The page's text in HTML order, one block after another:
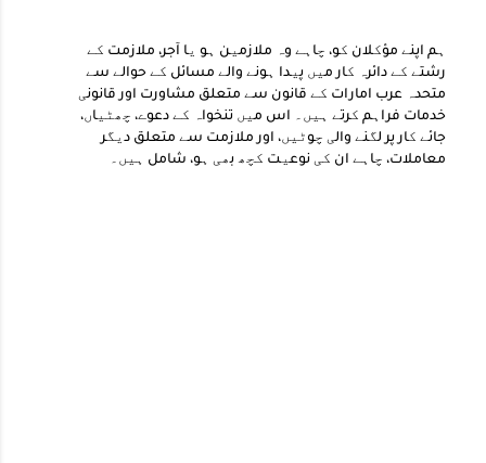
ہم اپنے مؤکلان کو، چاہے وہ ملازمین ہو یا آجر، ملازمت کے
رشتے کے دائرہ کار میں پیدا ہونے والے مسائل کے حوالے سے
متحدہ عرب امارات کے قانون سے متعلق مشاورت اور قانونی
خدمات فراہم کرتے ہیں۔ اس میں تنخواہ کے دعوے، چھٹیاں،
جائے کار پر لگنے والی چوٹیں، اور ملازمت سے متعلق دیگر
معاملات، چاہے ان کی نوعیت کچھ بھی ہو، شامل ہیں۔